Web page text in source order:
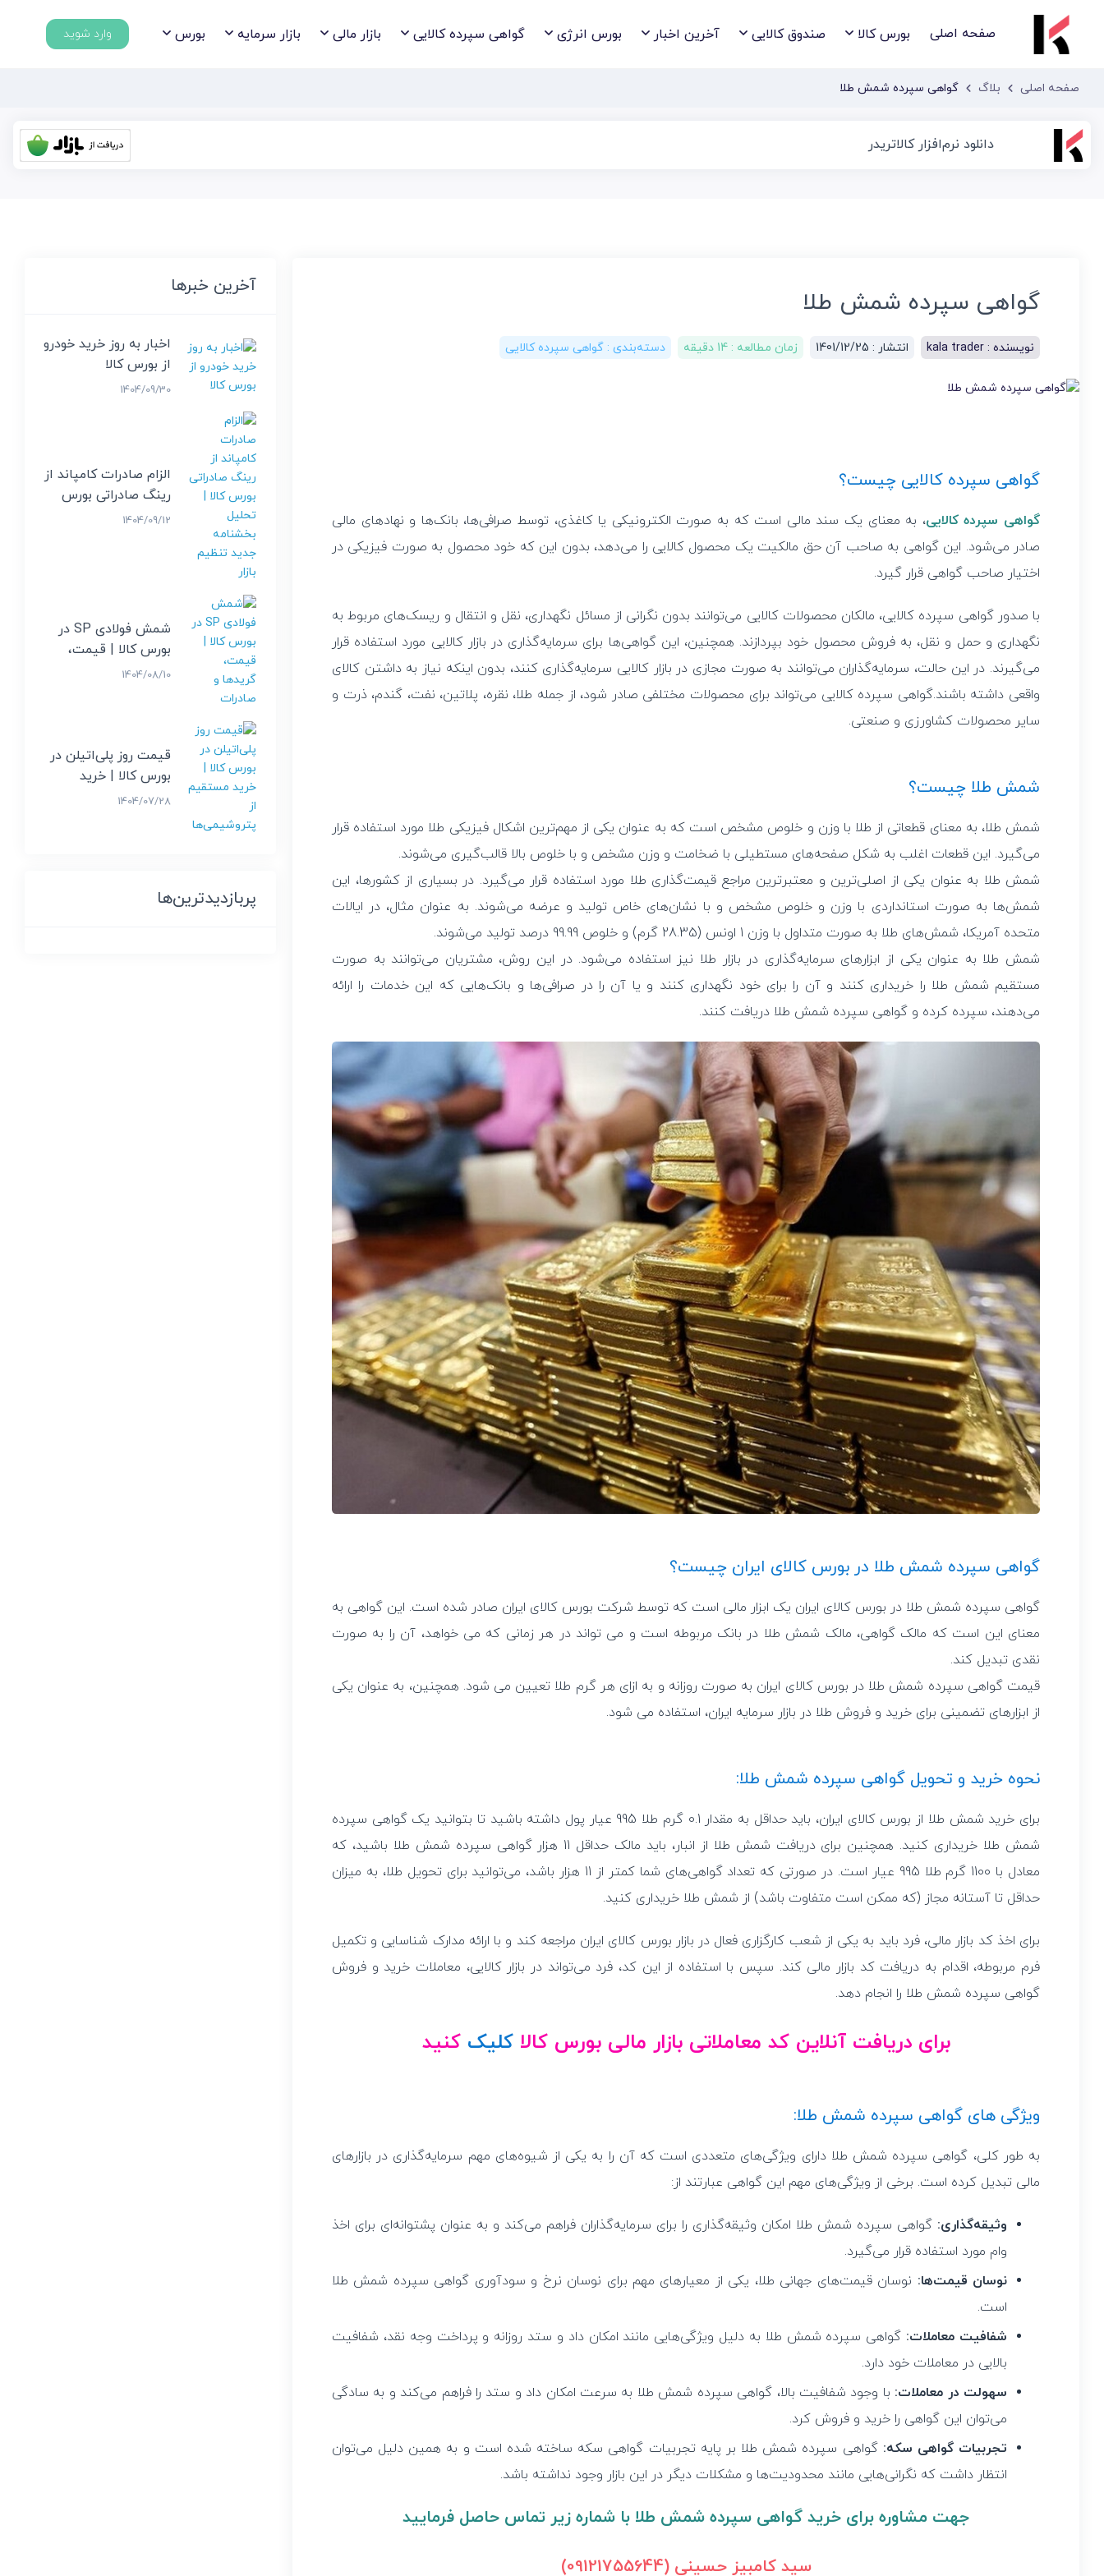
صفحه اصلی بورس کالا صندوق کالایی آخرین اخبار بورس انرژی گواهی سپرده کالایی بازار مالی بازار سرمایه بورس وارد شوید
صفحه اصلی بلاگ گواهی سپرده شمش طلا
دانلود نرم‌افزار کالاتریدر
گواهی سپرده شمش طلا
نویسنده : kala trader انتشار : 1401/12/25 زمان مطالعه : 14 دقیقه دسته‌بندی : گواهی سپرده کالایی
گواهی سپرده کالایی چیست؟
گواهی سپرده کالایی، به معنای یک سند مالی است که به صورت الکترونیکی یا کاغذی، توسط صرافی‌ها، بانک‌ها و نهادهای مالی
صادر می‌شود. این گواهی به صاحب آن حق مالکیت یک محصول کالایی را می‌دهد، بدون این که خود محصول به صورت فیزیکی در
اختیار صاحب گواهی قرار گیرد.
با صدور گواهی سپرده کالایی، مالکان محصولات کالایی می‌توانند بدون نگرانی از مسائل نگهداری، نقل و انتقال و ریسک‌های مربوط به
نگهداری و حمل و نقل، به فروش محصول خود بپردازند. همچنین، این گواهی‌ها برای سرمایه‌گذاری در بازار کالایی مورد استفاده قرار
می‌گیرند. در این حالت، سرمایه‌گذاران می‌توانند به صورت مجازی در بازار کالایی سرمایه‌گذاری کنند، بدون اینکه نیاز به داشتن کالای
واقعی داشته باشند.گواهی سپرده کالایی می‌تواند برای محصولات مختلفی صادر شود، از جمله طلا، نقره، پلاتین، نفت، گندم، ذرت و
سایر محصولات کشاورزی و صنعتی.
شمش طلا چیست؟
شمش طلا، به معنای قطعاتی از طلا با وزن و خلوص مشخص است که به عنوان یکی از مهم‌ترین اشکال فیزیکی طلا مورد استفاده قرار
می‌گیرد. این قطعات اغلب به شکل صفحه‌های مستطیلی با ضخامت و وزن مشخص و با خلوص بالا قالب‌گیری می‌شوند.
شمش طلا به عنوان یکی از اصلی‌ترین و معتبرترین مراجع قیمت‌گذاری طلا مورد استفاده قرار می‌گیرد. در بسیاری از کشورها، این
شمش‌ها به صورت استانداردی با وزن و خلوص مشخص و با نشان‌های خاص تولید و عرضه می‌شوند. به عنوان مثال، در ایالات
متحده آمریکا، شمش‌های طلا به صورت متداول با وزن 1 اونس (28.35 گرم) و خلوص 99.99 درصد تولید می‌شوند.
شمش طلا به عنوان یکی از ابزارهای سرمایه‌گذاری در بازار طلا نیز استفاده می‌شود. در این روش، مشتریان می‌توانند به صورت
مستقیم شمش طلا را خریداری کنند و آن را برای خود نگهداری کنند و یا آن را در صرافی‌ها و بانک‌هایی که این خدمات را ارائه
می‌دهند، سپرده کرده و گواهی سپرده شمش طلا دریافت کنند.
گواهی سپرده شمش طلا در بورس کالای ایران چیست؟
گواهی سپرده شمش طلا در بورس کالای ایران یک ابزار مالی است که توسط شرکت بورس کالای ایران صادر شده است. این گواهی به
معنای این است که مالک گواهی، مالک شمش طلا در بانک مربوطه است و می تواند در هر زمانی که می خواهد، آن را به صورت
نقدی تبدیل کند.
قیمت گواهی سپرده شمش طلا در بورس کالای ایران به صورت روزانه و به ازای هر گرم طلا تعیین می شود. همچنین، به عنوان یکی
از ابزارهای تضمینی برای خرید و فروش طلا در بازار سرمایه ایران، استفاده می شود.
نحوه خرید و تحویل گواهی سپرده شمش طلا:
برای خرید شمش طلا از بورس کالای ایران، باید حداقل به مقدار 0.1 گرم طلا 995 عیار پول داشته باشید تا بتوانید یک گواهی سپرده
شمش طلا خریداری کنید. همچنین برای دریافت شمش طلا از انبار، باید مالک حداقل 11 هزار گواهی سپرده شمش طلا باشید، که
معادل با 1100 گرم طلا 995 عیار است. در صورتی که تعداد گواهی‌های شما کمتر از 11 هزار باشد، می‌توانید برای تحویل طلا، به میزان
حداقل تا آستانه مجاز (که ممکن است متفاوت باشد) از شمش طلا خریداری کنید.
برای اخذ کد بازار مالی، فرد باید به یکی از شعب کارگزاری فعال در بازار بورس کالای ایران مراجعه کند و با ارائه مدارک شناسایی و تکمیل
فرم مربوطه، اقدام به دریافت کد بازار مالی کند. سپس با استفاده از این کد، فرد می‌تواند در بازار کالایی، معاملات خرید و فروش
گواهی سپرده شمش طلا را انجام دهد.
برای دریافت آنلاین کد معاملاتی بازار مالی بورس کالا کلیککنید
ویژگی های گواهی سپرده شمش طلا:
به طور کلی، گواهی سپرده شمش طلا دارای ویژگی‌های متعددی است که آن را به یکی از شیوه‌های مهم سرمایه‌گذاری در بازارهای
مالی تبدیل کرده است. برخی از ویژگی‌های مهم این گواهی عبارتند از:
وثیقه‌گذاری: گواهی سپرده شمش طلا امکان وثیقه‌گذاری را برای سرمایه‌گذاران فراهم می‌کند و به عنوان پشتوانه‌ای برای اخذ
وام مورد استفاده قرار می‌گیرد.
نوسان قیمت‌ها: نوسان قیمت‌های جهانی طلا، یکی از معیارهای مهم برای نوسان نرخ و سودآوری گواهی سپرده شمش طلا
است.
شفافیت معاملات: گواهی سپرده شمش طلا به دلیل ویژگی‌هایی مانند امکان داد و ستد روزانه و پرداخت وجه نقد، شفافیت
بالایی در معاملات خود دارد.
سهولت در معاملات: با وجود شفافیت بالا، گواهی سپرده شمش طلا به سرعت امکان داد و ستد را فراهم می‌کند و به سادگی
می‌توان این گواهی را خرید و فروش کرد.
تجربیات گواهی سکه: گواهی سپرده شمش طلا بر پایه تجربیات گواهی سکه ساخته شده است و به همین دلیل می‌توان
انتظار داشت که نگرانی‌هایی مانند محدودیت‌ها و مشکلات دیگر در این بازار وجود نداشته باشد.
جهت مشاوره برای خرید گواهی سپرده شمش طلا با شماره زیر تماس حاصل فرمایید
سید کامبیز حسینی (09121755644)
آخرین خبرها
از بورس کالا
1404/09/30
1404/09/12
گریدها و صادرات
1404/08/10
1404/07/28
پربازدیدترین‌ها